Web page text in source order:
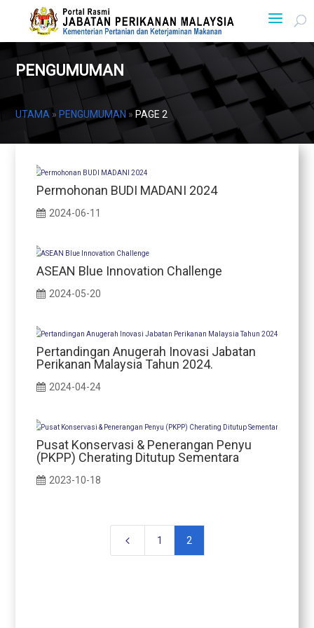
PENGUMUMAN
UTAMA » PENGUMUMAN » PAGE 2
Permohonan BUDI MADANI 2024
2024-06-11
ASEAN Blue Innovation Challenge
2024-05-20
Pertandingan Anugerah Inovasi Jabatan
Perikanan Malaysia Tahun 2024.
2024-04-24
Pusat Konservasi & Penerangan Penyu
(PKPP) Cherating Ditutup Sementara
2023-10-18
4 1 2